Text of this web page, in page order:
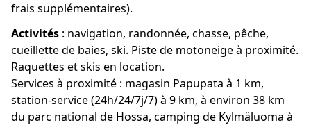
frais supplémentaires).
Activités : navigation, randonnée, chasse, pêche,
cueillette de baies, ski. Piste de motoneige à proximité.
Raquettes et skis en location.
Services à proximité : magasin Papupata à 1 km,
station-service (24h/24/7j/7) à 9 km, à environ 38 km
du parc national de Hossa, camping de Kylmäluoma à